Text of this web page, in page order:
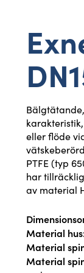
eller flöde
PTFE (typ
har
av material
Material
Material
Material